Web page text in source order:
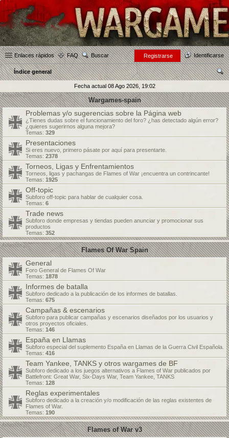
Enlaces rápidos FAQ Buscar Identificarse
Registrarse
Índice general
car
Fecha actual 08 Ago 2026, 19:02
Wargames-spain
Problemas y/o sugerencias sobre la Página web
¿Tienes dudas sobre el funcionamiento del foro? ¿has detectado algún error?
¿quieres sugerirnos alguna mejora?
Temas: 329
Presentaciones
Si eres nuevo, primero pásate por aquí para presentarte.
Temas: 2378
Torneos, Ligas y Enfrentamientos
Torneos, ligas y pachangas de Flames of War ¡encuentra un contrincante!
Temas: 1925
Off-topic
Subforo off-topic para hablar de cualquier cosa.
Temas: 6
Trade news
Subforo donde empresas y tiendas pueden anunciar y promocionar sus
productos
Temas: 352
Flames Of War Spain
General
Foro General de Flames Of War
Temas: 1878
Informes de batalla
Subforo dedicado a la publicación de los informes de batallas.
Temas: 675
Campañas & escenarios
Subforo para publicar campañas y escenarios diseñados por los usuarios y
otros proyectos oficiales.
Temas: 146
España en Llamas
Subforo especial del suplemento España en Llamas de la Guerra Civil Española.
Temas: 416
Team Yankee, TANKS y otros wargames de BF
Subforo dedicado a los juegos alternativos a Flames of War publicados por
Battlefront: Great War, Six-Days War, Team Yankee, TANKS
Temas: 128
Reglas experimentales
Subforo dedicado a la creación y/o modificación de las reglas existentes de
Flames of War.
Temas: 190
Flames of War v3